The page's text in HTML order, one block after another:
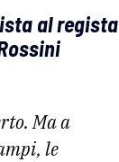
al regista
Ma a
le